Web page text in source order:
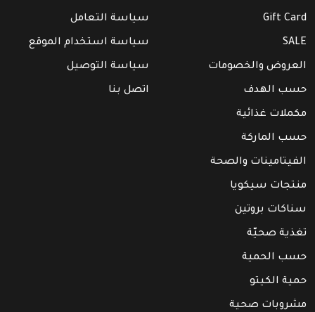
Gift Card
SALE
العروض والخصومات
حسب الهدف
مكملات غذائية
حسب الماركة
الفيتامينات والصحة
منتجات سيكويا
سناكات بروتين
تغذية صحيّة
حسب الحمية
حمية الكيتو
مشروبات صحية
سياسة التعامل
سياسة استخدام الموقع
سياسة التوصيل
اتصل بنا